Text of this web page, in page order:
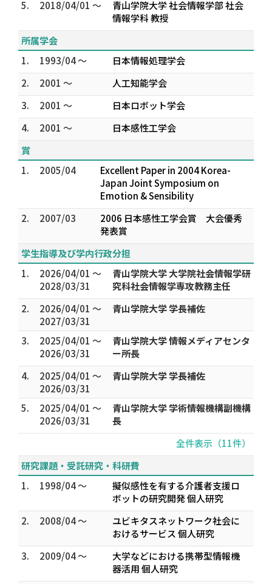
5.
2018/04/01 ～
青山学院大学 社会情報学部 社会
情報学科 教授
所属学会
1.
1993/04 ～
日本情報処理学会
2.
2001 ～
人工知能学会
3.
2001 ～
日本ロボット学会
4.
2001 ～
日本感性工学会
賞
1.
2005/04
Excellent Paper in 2004 Korea-
Japan Joint Symposium on
Emotion & Sensibility
2.
2007/03
2006 日本感性工学会賞 大会優秀
発表賞
学生指導及び学内行政分担
1.
2026/04/01 ～
2028/03/31
青山学院大学 大学院社会情報学研
究科社会情報学専攻教務主任
2.
2026/04/01 ～
2027/03/31
青山学院大学 学長補佐
3.
2025/04/01 ～
2026/03/31
青山学院大学 情報メディアセンタ
ー所長
4.
2025/04/01 ～
2026/03/31
青山学院大学 学長補佐
5.
2025/04/01 ～
2026/03/31
青山学院大学 学術情報機構副機構
長
全件表示（11件）
研究課題・受託研究・科研費
1.
1998/04 ～
擬似感性を有する介護者支援ロ
ボットの研究開発 個人研究
2.
2008/04 ～
ユビキタスネットワーク社会に
おけるサービス 個人研究
3.
2009/04 ～
大学などにおける携帯型情報機
器活用 個人研究